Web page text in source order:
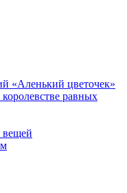
«Аленький цветочек»
равных
вещей